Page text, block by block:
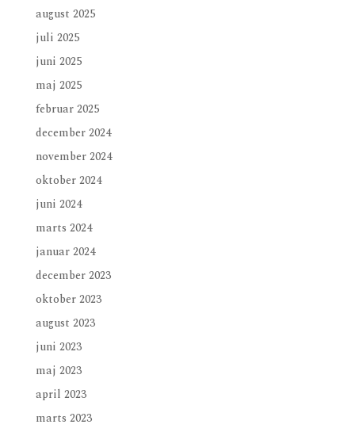
august 2025
juli 2025
juni 2025
maj 2025
februar 2025
december 2024
november 2024
oktober 2024
juni 2024
marts 2024
januar 2024
december 2023
oktober 2023
august 2023
juni 2023
maj 2023
april 2023
marts 2023